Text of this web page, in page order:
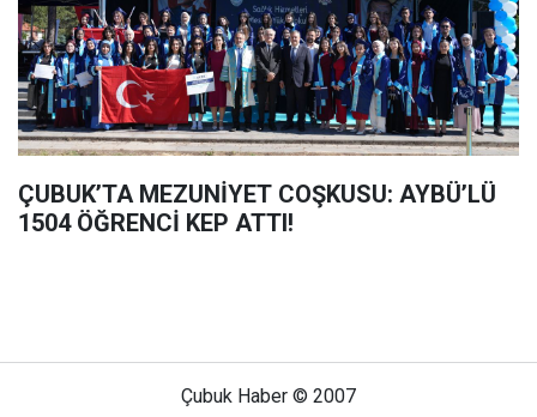
ÇUBUK’TA MEZUNİYET COŞKUSU: AYBÜ’LÜ
1504 ÖĞRENCİ KEP ATTI!
Çubuk Haber © 2007